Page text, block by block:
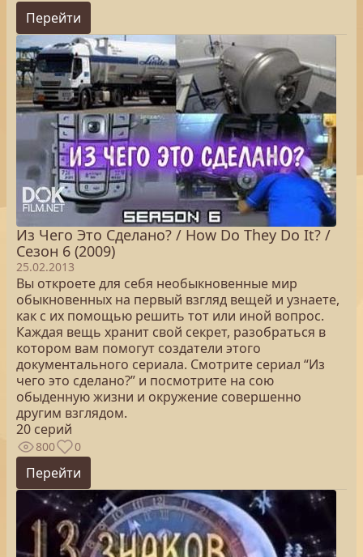
Перейти
Из Чего Это Сделано? / How Do They Do It? /
Сезон 6 (2009)
25.02.2013
Вы откроете для себя необыкновенные мир
обыкновенных на первый взгляд вещей и узнаете,
как с их помощью решить тот или иной вопрос.
Каждая вещь хранит свой секрет, разобраться в
котором вам помогут создатели этого
документального сериала. Смотрите сериал “Из
чего это сделано?” и посмотрите на сою
обыденную жизни и окружение совершенно
другим взглядом.
20 серий
800 0
Перейти